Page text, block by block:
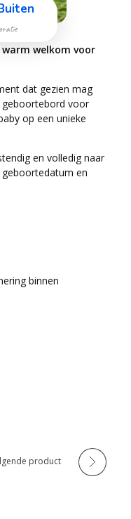
welkom voor
dat gezien mag
geboortebord voor
op een unieke
en volledig naar
en
binnen
product